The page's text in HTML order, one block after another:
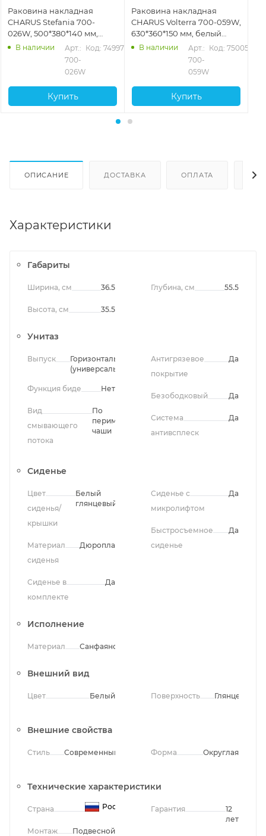
Раковина накладная
CHARUS Stefania 700-
026W, 500*380*140 мм,
белый глянцевый
В наличии
Арт.:
700-
026W
Код: 74997
Купить
Раковина накладная
CHARUS Volterra 700-059W,
630*360*150 мм, белый
глянцевый
В наличии
Арт.:
700-
059W
Код: 75005
Купить
ОПИСАНИЕ ДОСТАВКА ОПЛАТА
Характеристики
Габариты
Ширина, см 36.5
Высота, см 35.5
Глубина, см 55.5
Унитаз
Выпуск
Горизонтальный
(универсальный)
Функция биде Нет
Вид
смывающего
потока
По
периметру
чаши
Антигрязевое
покрытие
Да
Безободковый Да
Система
антивсплеск
Да
Сиденье
Цвет
сиденья/
крышки
Белый
глянцевый
Материал
сиденья
Дюропласт
Сиденье в
комплекте
Да
Сиденье с
микролифтом
Да
Быстросъемное
сиденье
Да
Исполнение
Материал Санфаянс
Внешний вид
Цвет Белый Поверхность Глянцевая
Внешние свойства
Стиль Современный Форма Округлая
Технические характеристики
Страна Россия
Монтаж Подвесной
Гарантия
12
лет